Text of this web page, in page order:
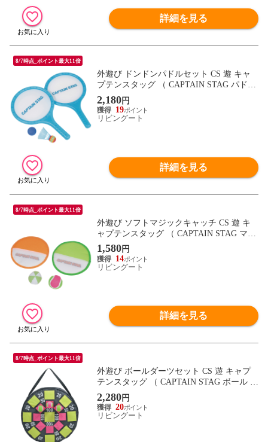
詳細を見る
8/7時点_ポイント最大11倍
外遊び ドンドンパドルセット CS 遊 キャ
プテンスタッグ （ CAPTAIN STAG パドル
セット 子供 ラケット 屋外 屋内 遊び 子ど
も キッズ 屋内遊び ボール シャトル ）
2,180円
19
リビングート
詳細を見る
8/7時点_ポイント最大11倍
外遊び ソフトマジックキャッチ CS 遊 キ
ャプテンスタッグ （ CAPTAIN STAG マジ
ックキャッチ キャッチボール 子供 屋外 屋
内 遊び 子ども キッズ 屋内遊び ボール ）
1,580円
14
リビングート
詳細を見る
8/7時点_ポイント最大11倍
外遊び ボールダーツセット CS 遊 キャプ
テンスタッグ （ CAPTAIN STAG ボール ダ
ーツ ダーツボード 子供 室内 屋外 遊び ダ
ーツゲーム 屋内 子ども キッズ 室内遊び
）
2,280円
20
リビングート